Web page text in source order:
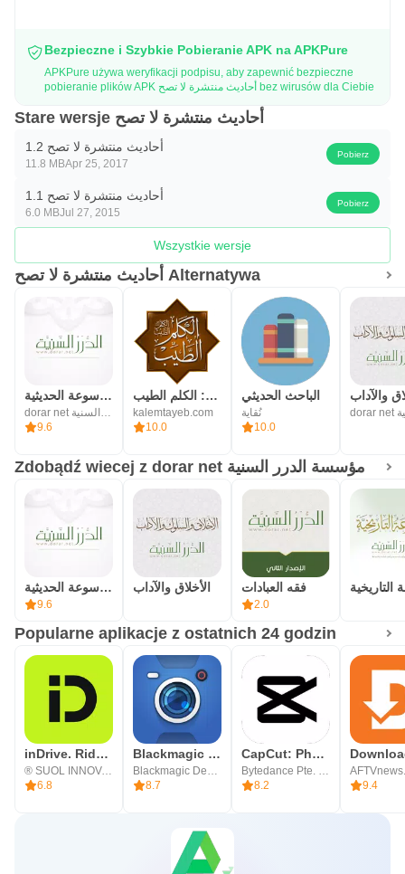
Bezpieczne i Szybkie Pobieranie APK na APKPure
APKPure używa weryfikacji podpisu, aby zapewnić bezpieczne
pobieranie plików APK أحاديث منتشرة لا تصح bez wirusów dla Ciebie
Stare wersje أحاديث منتشرة لا تصح
أحاديث منتشرة لا تصح 1.2
11.8 MBApr 25, 2017
Pobierz
أحاديث منتشرة لا تصح 1.1
6.0 MBJul 27, 2015
Pobierz
Wszystkie wersje
أحاديث منتشرة لا تصح Alternatywa
الموسوعة الحديثية
dorar net مؤسسة الدرر السنية
9.6
حكم ومواعظ وأدعية: الكلم الطيب
kalemtayeb.com
10.0
الباحث الحديثي
نُقاية
10.0
والآداب
Zdobądź wiecej z dorar net مؤسسة الدرر السنية
الموسوعة الحديثية
9.6
الأخلاق والآداب فقه العبادات
2.0
Popularne aplikacje z ostatnich 24 godzin
inDrive. Rides with fair fares
® SUOL INNOVATIONS LTD
6.8
Blackmagic Camera
Blackmagic Design Inc.
8.7
CapCut: Photo & Video Editor
Bytedance Pte. Ltd.
8.2
9.4